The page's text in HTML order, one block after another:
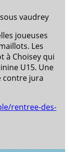
vaudrey
joueuses
Les
à Choisey qui
U15. Une
contre jura
rentree-des-